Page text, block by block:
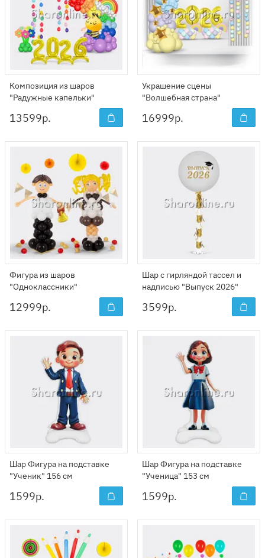
Композиция из шаров
"Радужные капельки"
13599р.
Украшение сцены
"Волшебная страна"
16999р.
Фигура из шаров
"Одноклассники"
12999р.
Шар с гирляндой тассел и
надписью "Выпуск 2026"
3599р.
Шар Фигура на подставке
"Ученик" 156 см
1599р.
Шар Фигура на подставке
"Ученица" 153 см
1599р.